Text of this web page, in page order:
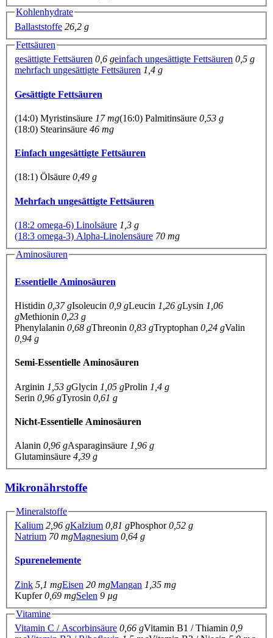
Kohlenhydrate
Ballaststoffe 26,2 g
Fettsäuren
gesättigte Fettsäuren 0,6 geinfach ungesättigte Fettsäuren 0,5 g
mehrfach ungesättigte Fettsäuren 1,4 g
Gesättigte Fettsäuren
(14:0) Myristinsäure 17 mg(16:0) Palmitinsäure 0,53 g
(18:0) Stearinsäure 46 mg
Einfach ungesättigte Fettsäuren
(18:1) Ölsäure 0,49 g
Mehrfach ungesättigte Fettsäuren
(18:2 omega-6) Linolsäure 1,3 g
(18:3 omega-3) Alpha-Linolensäure 70 mg
Aminosäuren
Essentielle Aminosäuren
Histidin 0,37 gIsoleucin 0,9 gLeucin 1,26 gLysin 1,06
gMethionin 0,23 g
Phenylalanin 0,68 gThreonin 0,83 gTryptophan 0,24 gValin
0,94 g
Semi-Essentielle Aminosäuren
Arginin 1,53 gGlycin 1,05 gProlin 1,4 g
Serin 0,96 gTyrosin 0,61 g
Nicht-Essentielle Aminosäuren
Alanin 0,96 gAsparaginsäure 1,96 g
Glutaminsäure 4,39 g
Mikronährstoffe
Mineralstoffe
Kalium 2,96 gKalzium 0,81 gPhosphor0,52 g
Natrium 70 mgMagnesium 0,64 g
Spurenelemente
Zink 5,1 mgEisen 20 mgMangan 1,35 mg
Kupfer0,69 mgSelen 9 µg
Vitamine
Vitamin C / Ascorbinsäure 0,66 gVitamin B1 / Thiamin 0,9